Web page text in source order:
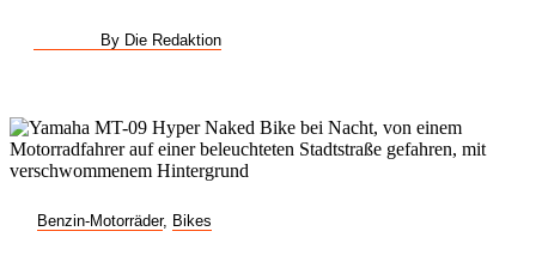
By Die Redaktion
Benzin-Motorräder, Bikes